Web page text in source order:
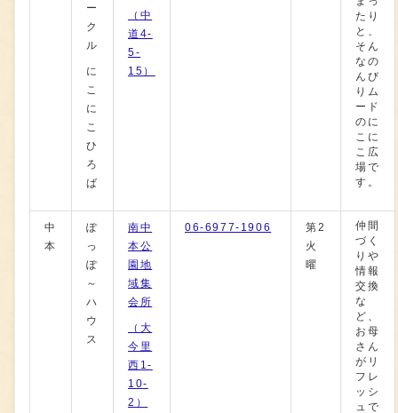
ー
ク
ル
に
こ
に
こ
ひ
ろ
ば
（中
道4-
5-
15）
たり
と、
そん
なの
んび
りム
ード
のに
こに
こ広
場で
す。
中
本
ぽ
っ
ぽ
～
ハ
ウ
ス
南中
本公
園地
域集
会所
（大
今里
西1-
10-
2）
06-6977-1906
第2
火
曜
仲間
づく
りや
情報
交換
な
ど、
お母
さん
がリ
フレ
ッシ
ュで